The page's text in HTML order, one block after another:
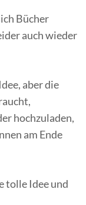
Bücher
auch wieder
aber die
hochzuladen,
am Ende
tolle Idee und